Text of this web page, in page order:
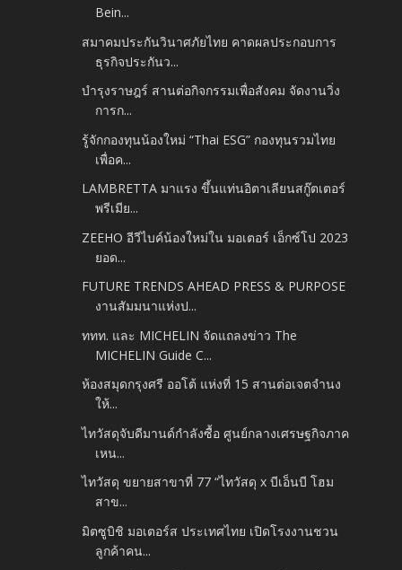
Bein...
สมาคมประกันวินาศภัยไทย คาดผลประกอบการ
ธุรกิจประกันว...
บำรุงราษฎร์ สานต่อกิจกรรมเพื่อสังคม จัดงานวิ่ง
การก...
รู้จักกองทุนน้องใหม่ “Thai ESG” กองทุนรวมไทย
เพื่อค...
LAMBRETTA มาแรง ขึ้นแท่นอิตาเลียนสกู๊ตเตอร์
พรีเมีย...
ZEEHO อีวีไบค์น้องใหม่ใน มอเตอร์ เอ็กซ์โป 2023
ยอด...
FUTURE TRENDS AHEAD PRESS & PURPOSE
งานสัมมนาแห่งป...
ททท. และ MICHELIN จัดแถลงข่าว The
MICHELIN Guide C...
ห้องสมุดกรุงศรี ออโต้ แห่งที่ 15 สานต่อเจตจำนง
ให้...
ไทวัสดุจับดีมานด์กำลังซื้อ ศูนย์กลางเศรษฐกิจภาค
เหน...
ไทวัสดุ ขยายสาขาที่ 77 “ไทวัสดุ x บีเอ็นบี โฮม
สาข...
มิตซูบิชิ มอเตอร์ส ประเทศไทย เปิดโรงงานชวน
ลูกค้าคน...